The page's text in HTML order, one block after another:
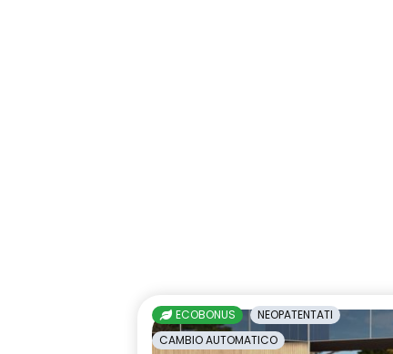
ECOBONUS
NEOPATENTATI
CAMBIO AUTOMATICO